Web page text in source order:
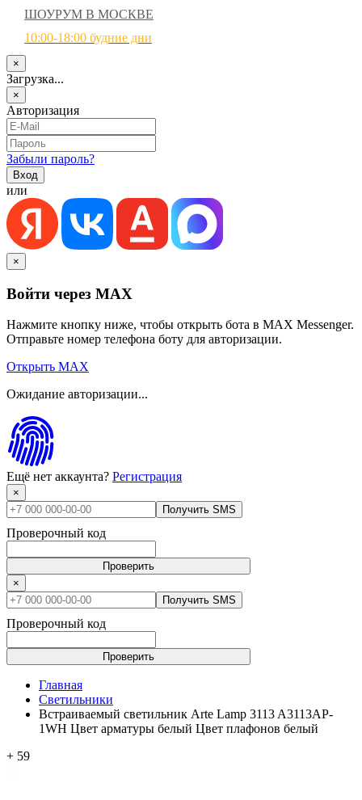
ШОУРУМ В МОСКВЕ
10:00-18:00 будние дни
×
Загрузка...
×
Авторизация
Забыли пароль?
или
×
Войти через MAX
Нажмите кнопку ниже, чтобы открыть бота в MAX Messenger.
Отправьте номер телефона боту для авторизации.
Открыть MAX
Ожидание авторизации...
Ещё нет аккаунта? Регистрация
×
Получить SMS
Проверочный код
Проверить
×
Получить SMS
Проверочный код
Проверить
Главная
Светильники
Встраиваемый светильник Arte Lamp 3113 A3113AP-
1WH Цвет арматуры белый Цвет плафонов белый
+ 59